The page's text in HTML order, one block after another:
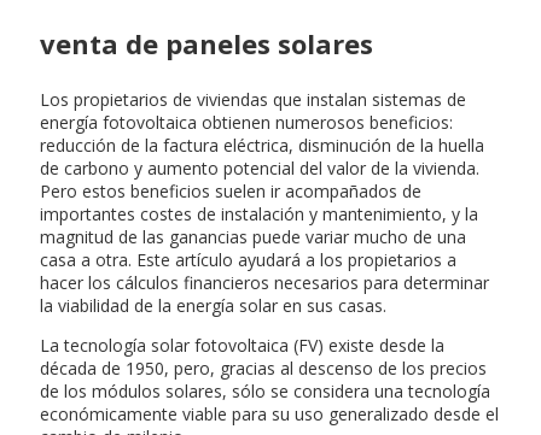
venta de paneles solares
Los propietarios de viviendas que instalan sistemas de
energía fotovoltaica obtienen numerosos beneficios:
reducción de la factura eléctrica, disminución de la huella
de carbono y aumento potencial del valor de la vivienda.
Pero estos beneficios suelen ir acompañados de
importantes costes de instalación y mantenimiento, y la
magnitud de las ganancias puede variar mucho de una
casa a otra. Este artículo ayudará a los propietarios a
hacer los cálculos financieros necesarios para determinar
la viabilidad de la energía solar en sus casas.
La tecnología solar fotovoltaica (FV) existe desde la
década de 1950, pero, gracias al descenso de los precios
de los módulos solares, sólo se considera una tecnología
económicamente viable para su uso generalizado desde el